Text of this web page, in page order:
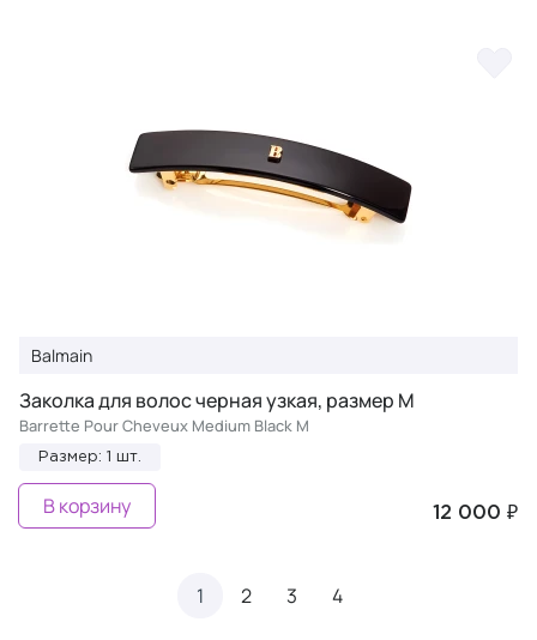
Balmain
Заколка для волос черная узкая, размер М
Barrette Pour Cheveux Medium Black M
Размер: 1 шт.
12 000 ₽
В корзину
1 2 3 4